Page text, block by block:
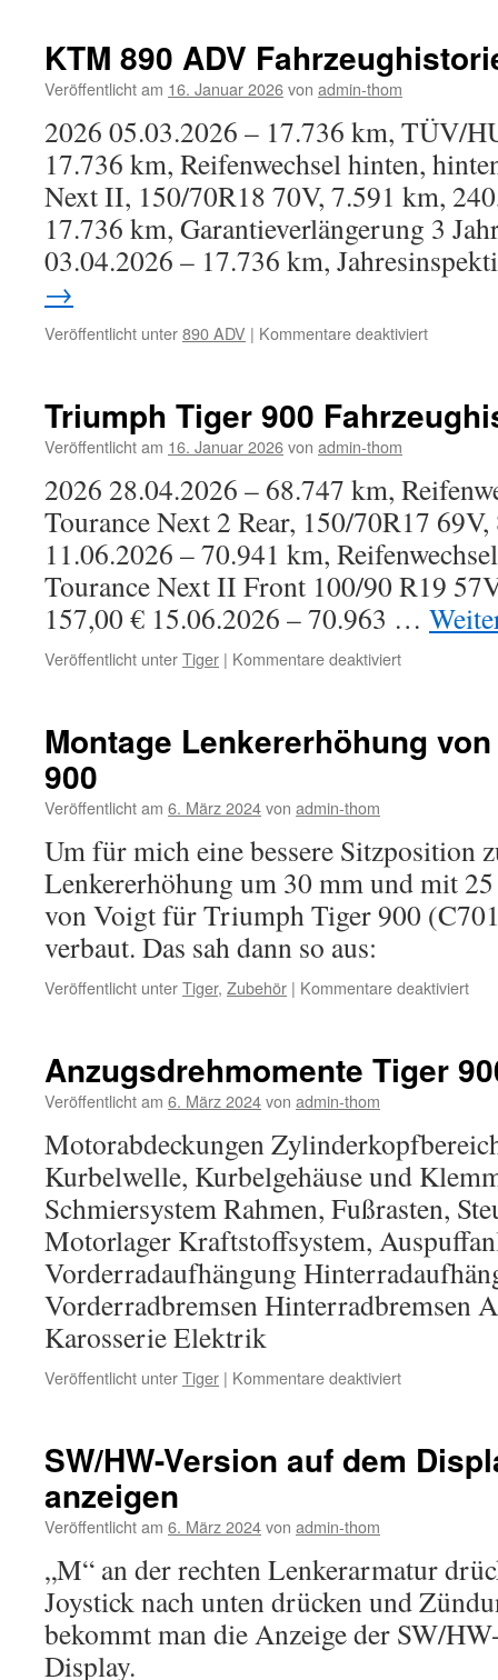
GS
KTM 890 ADV
Veröffentlicht am 16. Januar 2026von admin-thom
2026 05.03.2026 – 17.736 km, TÜV/
17.736 km, Reifenwechsel hinten,
Next II, 150/70R18 70V, 7.591 km,
17.736 km, Garantieverlängerung 3
03.04.2026 – 17.736 km,
→
Veröffentlicht unter890 ADV | Kommentare deaktiviertfür
Triumph Tiger 900
Veröffentlicht am 16. Januar 2026von admin-thom
2026 28.04.2026 – 68.747 km,
Tourance Next 2 Rear, 150/70R17
11.06.2026 – 70.941 km,
Tourance Next II Front 100/90 R19
157,00 € 15.06.2026 – 70.963 …
Veröffentlicht unterTiger | Kommentare deaktiviertfür
Montage Lenkererhöhung
900
Veröffentlicht am 6. März 2024von admin-thom
Um für mich eine bessere Sitzposition
Lenkererhöhung um 30 mm und mit
von Voigt für Triumph Tiger 900
verbaut. Das sah dann so aus:
Veröffentlicht unterTiger, Zubehör | Kommentare deaktiviertfür
900
Anzugsdrehmomente Tiger
Veröffentlicht am 6. März 2024von admin-thom
Motorabdeckungen
Kurbelwelle, Kurbelgehäuse und
Schmiersystem Rahmen, Fußrasten,
Motorlager Kraftstoffsystem,
Vorderradaufhängung
Vorderradbremsen Hinterradbremsen
Karosserie Elektrik
Veröffentlicht unterTiger | Kommentare deaktiviertfür
SW/HW-Version auf dem
anzeigen
Veröffentlicht am 6. März 2024von admin-thom
„M“ an der rechten Lenkerarmatur
Joystick nach unten drücken und
bekommt man die Anzeige der SW/
Display.